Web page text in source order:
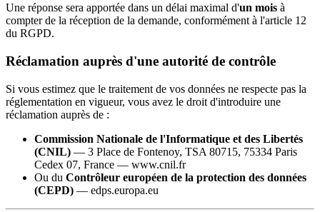
Une réponse sera apportée dans un délai maximal d'un mois à
compter de la réception de la demande, conformément à l'article 12
du RGPD.
Réclamation auprès d'une autorité de contrôle
Si vous estimez que le traitement de vos données ne respecte pas la
réglementation en vigueur, vous avez le droit d'introduire une
réclamation auprès de :
Commission Nationale de l'Informatique et des Libertés
(CNIL) — 3 Place de Fontenoy, TSA 80715, 75334 Paris
Cedex 07, France — www.cnil.fr
Ou du Contrôleur européen de la protection des données
(CEPD) — edps.europa.eu